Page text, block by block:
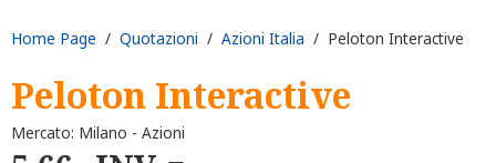
Home Page / Quotazioni / Azioni Italia / Peloton Interactive
Peloton Interactive
Mercato: Milano - Azioni